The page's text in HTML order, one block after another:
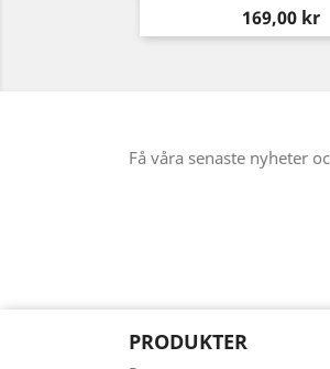
Pris
169,00 kr
Få våra senaste nyheter
PRODUKTER